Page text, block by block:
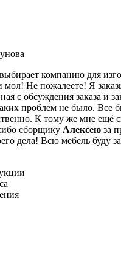
компанию для
мол! Не пожалеете! Я
с обсуждения заказа и
проблем не было. Все
К тому же мне ещё
сборщику Алексею за
дела! Всю мебель буду